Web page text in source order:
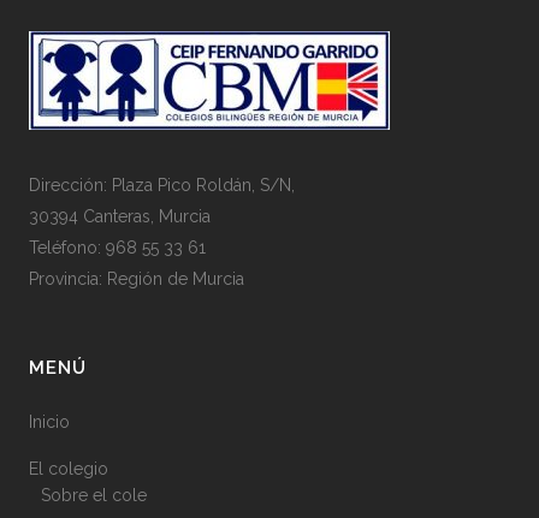
Dirección: Plaza Pico Roldán, S/N,
30394 Canteras, Murcia
Teléfono: 968 55 33 61
Provincia: Región de Murcia
MENÚ
Inicio
El colegio
Sobre el cole